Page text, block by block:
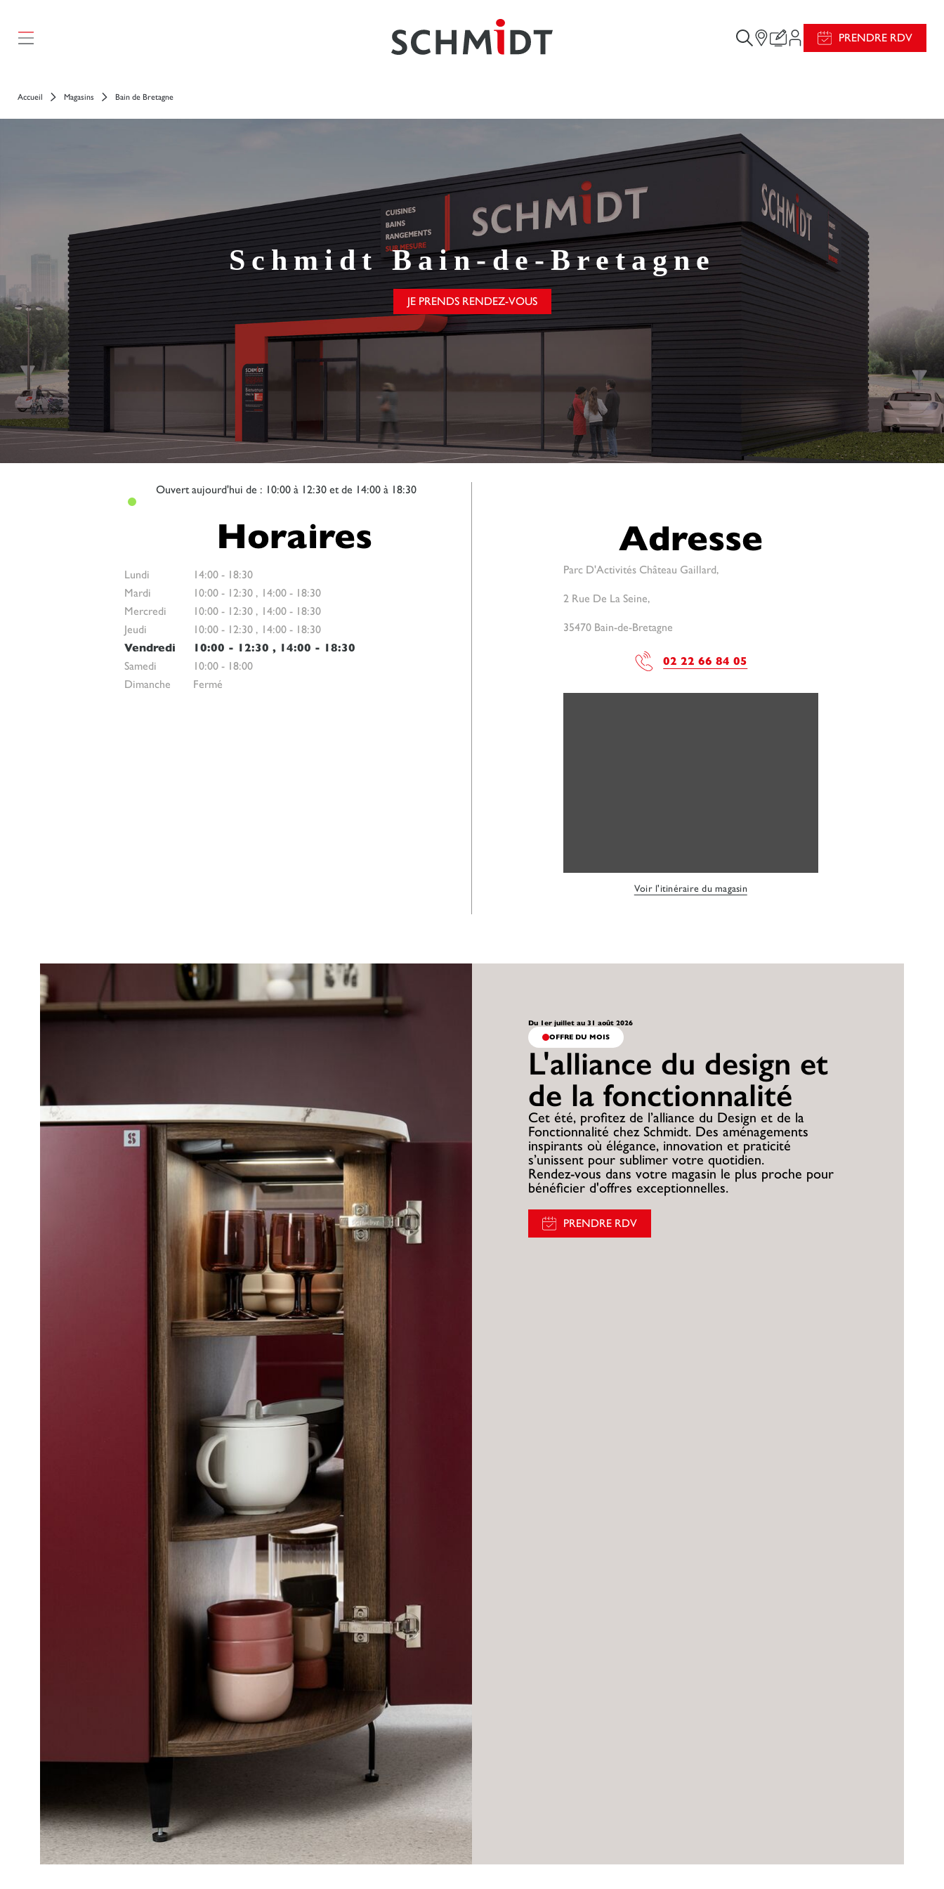
PRENDRE RDV
Accueil Magasins Bain de Bretagne
SchmidtBain-de-Bretagne
JE PRENDS RENDEZ-VOUS
Ouvertaujourd'hui de : 10:00 à 12:30 et de 14:00 à 18:30
Horaires
Lundi 14:00 - 18:30
Mardi
10:00 - 12:30 , 14:00 - 18:30
Mercredi
10:00 - 12:30 , 14:00 - 18:30
Jeudi
10:00 - 12:30 , 14:00 - 18:30
Vendredi
10:00 - 12:30 , 14:00 - 18:30
Samedi
10:00 - 18:00
Dimanche
Fermé
Adresse
Parc D'Activités Château Gaillard,
2 Rue De La Seine,
35470 Bain-de-Bretagne
02 22 66 84 05
Voir l'itinéraire du magasin
Du 1er juillet au 31 août 2026
OFFRE DU MOIS
L'alliance du design et
de la fonctionnalité
Cet été, profitez de l’alliance du Design et de la
Fonctionnalité chez Schmidt. Des aménagements
inspirants où élégance, innovation et praticité
s’unissent pour sublimer votre quotidien.
Rendez-vous dans votre magasin le plus proche pour
bénéficier d'offres exceptionnelles.
PRENDRE RDV